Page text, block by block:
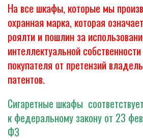
На все шкафы, которые мы
охранная марка, которая
роялти и пошлин за
интеллектуальной
покупателя от претензий
патентов.
Сигаретные шкафы
к федеральному закону от 23
ФЗ